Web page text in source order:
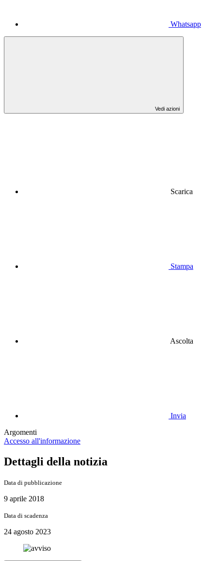
Whatsapp
Vedi azioni
Scarica
Stampa
Ascolta
Invia
Argomenti
Accesso all'informazione
Dettagli della notizia
Data di pubblicazione
9 aprile 2018
Data di scadenza
24 agosto 2023